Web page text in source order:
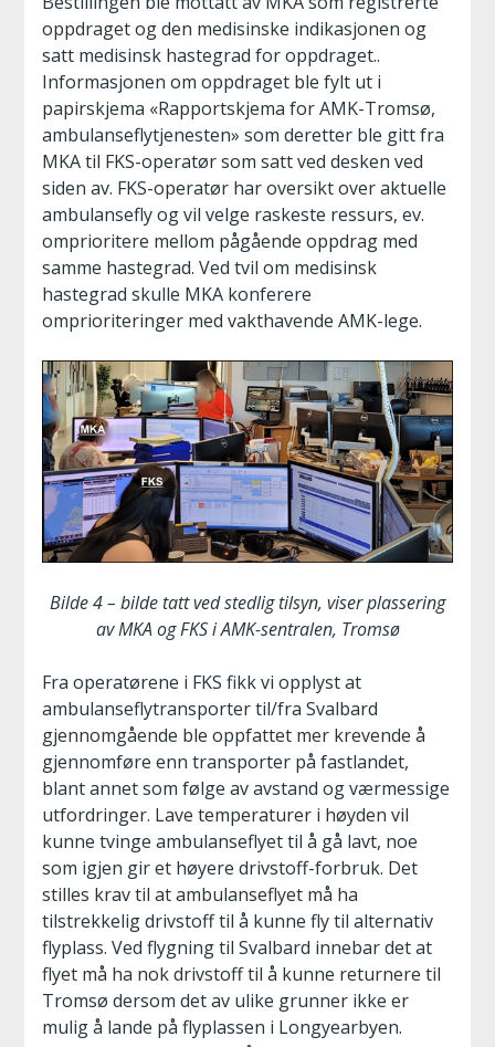
oppdraget og den medisinske indikasjonen og
satt medisinsk hastegrad for oppdraget..
Informasjonen om oppdraget ble fylt ut i
papirskjema «Rapportskjema for AMK-Tromsø,
ambulanseflytjenesten» som deretter ble gitt fra
MKA til FKS-operatør som satt ved desken ved
siden av. FKS-operatør har oversikt over aktuelle
ambulansefly og vil velge raskeste ressurs, ev.
omprioritere mellom pågående oppdrag med
samme hastegrad. Ved tvil om medisinsk
hastegrad skulle MKA konferere
omprioriteringer med vakthavende AMK-lege.
Bilde 4 – bilde tatt ved stedlig tilsyn, viser plassering
av MKA og FKS i AMK-sentralen, Tromsø
Fra operatørene i FKS fikk vi opplyst at
ambulanseflytransporter til/fra Svalbard
gjennomgående ble oppfattet mer krevende å
gjennomføre enn transporter på fastlandet,
blant annet som følge av avstand og værmessige
utfordringer. Lave temperaturer i høyden vil
kunne tvinge ambulanseflyet til å gå lavt, noe
som igjen gir et høyere drivstoff-forbruk. Det
stilles krav til at ambulanseflyet må ha
tilstrekkelig drivstoff til å kunne fly til alternativ
flyplass. Ved flygning til Svalbard innebar det at
flyet må ha nok drivstoff til å kunne returnere til
Tromsø dersom det av ulike grunner ikke er
mulig å lande på flyplassen i Longyearbyen.